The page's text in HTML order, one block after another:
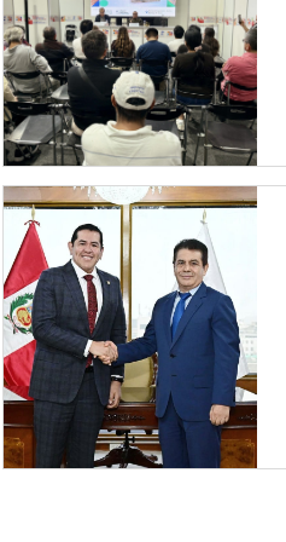
CONGRESISTA WILSON SOTO